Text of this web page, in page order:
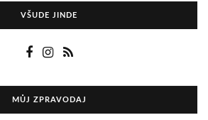
VŠUDE JINDE
MŮJ ZPRAVODAJ